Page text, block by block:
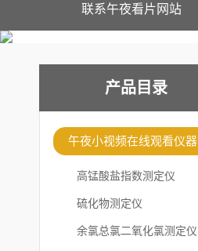
联系午夜看片网站
产品目录
午夜小视频在线观看仪器
高锰酸盐指数测定仪
硫化物测定仪
余氯总氯二氧化氯测定仪